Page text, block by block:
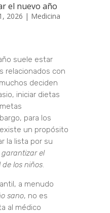
el nuevo año
2026 | Medicina
suele estar
relacionados con
deciden
iniciar dietas
para los
un propósito
la lista por su
garantizar el
los niños.
a menudo
sano, no es
al médico